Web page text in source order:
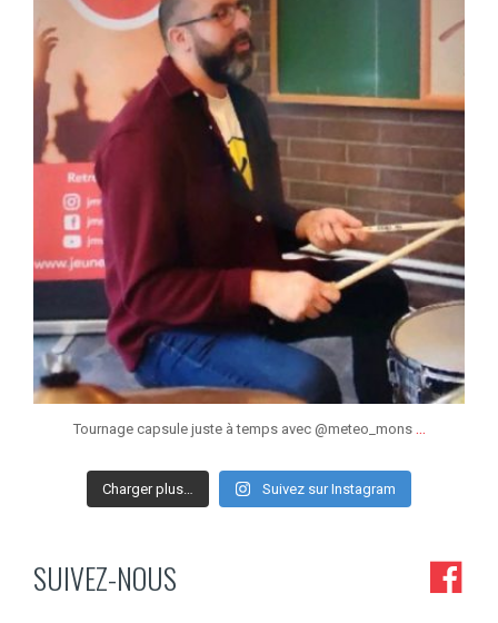
Sep 20
Tournage capsule juste à temps avec @meteo_mons ...
Charger plus… Suivez sur Instagram
SUIVEZ-NOUS